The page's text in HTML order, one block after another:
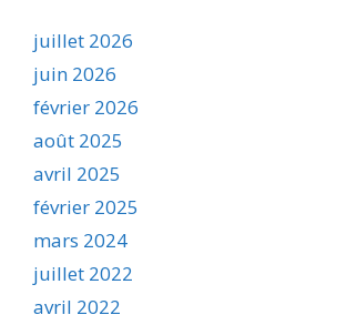
juillet 2026
juin 2026
février 2026
août 2025
avril 2025
février 2025
mars 2024
juillet 2022
avril 2022